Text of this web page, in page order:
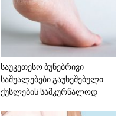
საუკეთესო ბუნებრივი
საშუალებები გაუხეშებული
ქუსლების სამკურნალოდ